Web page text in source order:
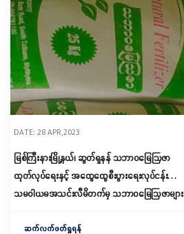
DATE: 28 APR,2023
မြစ်ကြီးနားမြို့နယ်၊ ဆွတ်ရှနန် သဘာဝမြေဩဇာ
ထုတ်လုပ်ရေးနှင့် အထွေထွေစီးပွားရေးလုပ်ငန်း
သမဝါယမအသင်းလီမိတက်မှ သဘာဝမြေဩဇာများ
ဆက်လက်ဖတ်ရှုရန်